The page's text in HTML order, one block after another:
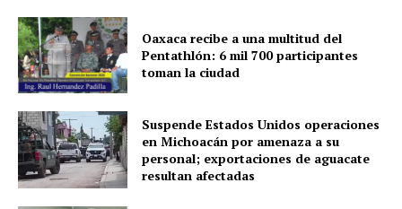
Menú
Yucatán
Sociedad y Negocios
Policíacas
Deportes
Política
Municipios
Oaxaca recibe a una multitud del
Pentathlón: 6 mil 700 participantes
toman la ciudad
Suspende Estados Unidos operaciones
en Michoacán por amenaza a su
personal; exportaciones de aguacate
resultan afectadas